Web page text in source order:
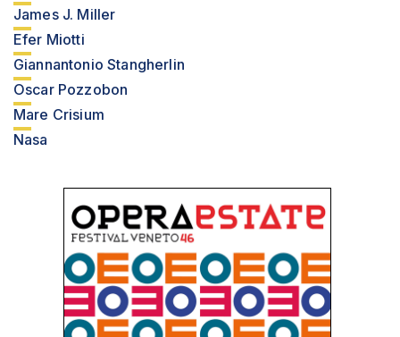
James J. Miller
Efer Miotti
Giannantonio Stangherlin
Oscar Pozzobon
Mare Crisium
Nasa